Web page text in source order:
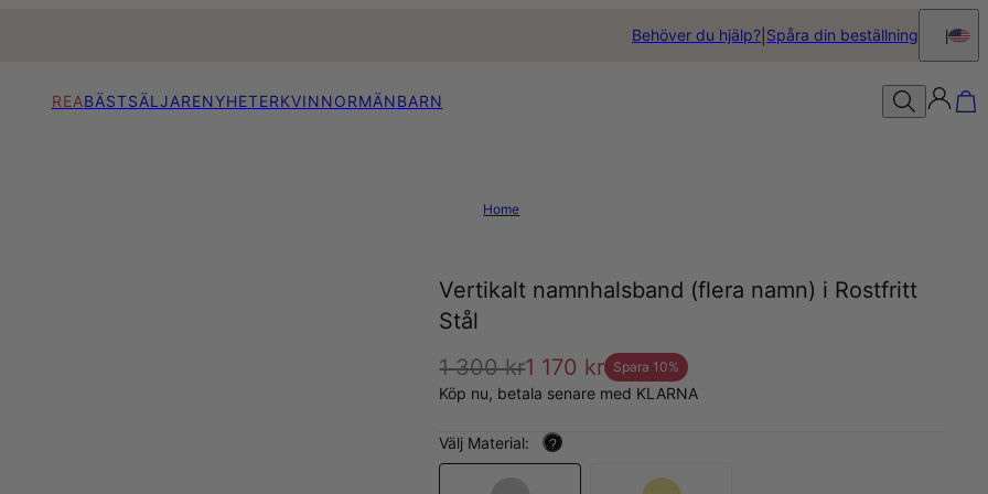
Behöver du hjälp? Spåra din beställning
REABÄSTSÄLJARENYHETERKVINNORMÄNBARN
Home
Vertikalt namnhalsband (flera namn) i Rostfritt
Stål
1 300 kr1 170 kr Spara 10%
Köp nu, betala senare med KLARNA
Välj Material: ?